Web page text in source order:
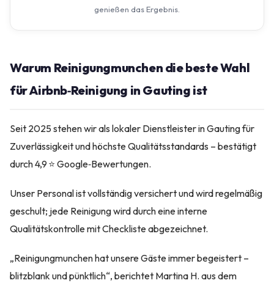
genießen das Ergebnis.
Warum Reinigungmunchen die beste Wahl
für Airbnb‑Reinigung in Gauting ist
Seit 2025 stehen wir als lokaler Dienstleister in Gauting für
Zuverlässigkeit und höchste Qualitätsstandards – bestätigt
durch 4,9 ⭐ Google‑Bewertungen.
Unser Personal ist vollständig versichert und wird regelmäßig
geschult; jede Reinigung wird durch eine interne
Qualitätskontrolle mit Checkliste abgezeichnet.
„Reinigungmunchen hat unsere Gäste immer begeistert –
blitzblank und pünktlich“, berichtet Martina H. aus dem